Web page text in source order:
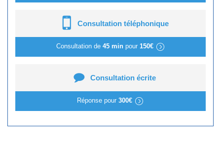
Consultation téléphonique
Consultation de 45 minpour 150€
Consultation écrite
Réponse pour 300€